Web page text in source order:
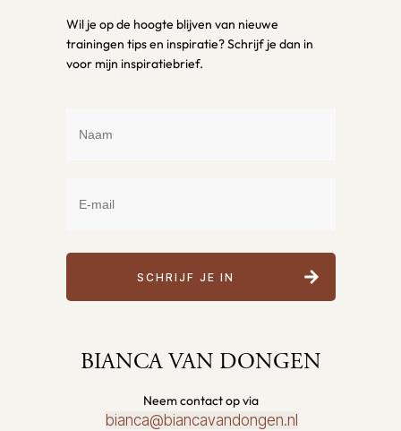
Wil je op de hoogte blijven van nieuwe
trainingen tips en inspiratie? Schrijf je dan in
voor mijn inspiratiebrief.
SCHRIJF JE IN
BIANCA VAN DONGEN
Neem contact op via
bianca@biancavandongen.nl